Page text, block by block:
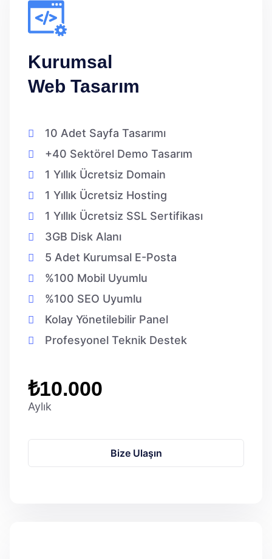
Kurumsal
Web Tasarım
10 Adet Sayfa Tasarımı
+40 Sektörel Demo Tasarım
1 Yıllık Ücretsiz Domain
1 Yıllık Ücretsiz Hosting
1 Yıllık Ücretsiz SSL Sertifikası
3GB Disk Alanı
5 Adet Kurumsal E-Posta
%100 Mobil Uyumlu
%100 SEO Uyumlu
Kolay Yönetilebilir Panel
Profesyonel Teknik Destek
₺10.000
Aylık
Bize Ulaşın